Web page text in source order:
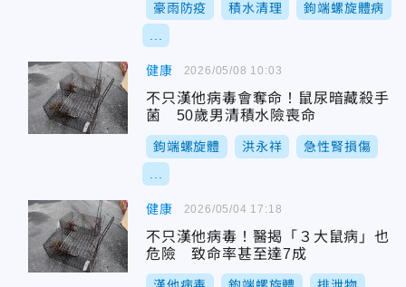
豪雨防疫 積水清理 鉤端螺旋體病
健康
不只漢他病毒會奪命！鼠尿暗藏殺手
菌 50歲男清積水險喪命
鉤端螺旋體 洪永祥 急性腎損傷
2026/05/08 10:03
健康
不只漢他病毒！醫揭「３大鼠病」也
危險 致命率甚至達7成
2026/05/04 17:18